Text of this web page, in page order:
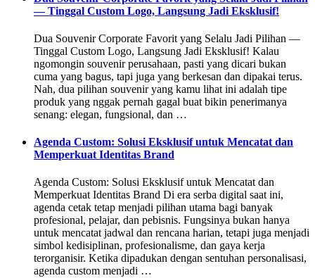
— Tinggal Custom Logo, Langsung Jadi Eksklusif!
Dua Souvenir Corporate Favorit yang Selalu Jadi Pilihan —
Tinggal Custom Logo, Langsung Jadi Eksklusif! Kalau
ngomongin souvenir perusahaan, pasti yang dicari bukan
cuma yang bagus, tapi juga yang berkesan dan dipakai terus.
Nah, dua pilihan souvenir yang kamu lihat ini adalah tipe
produk yang nggak pernah gagal buat bikin penerimanya
senang: elegan, fungsional, dan …
Agenda Custom: Solusi Eksklusif untuk Mencatat dan
Memperkuat Identitas Brand
Agenda Custom: Solusi Eksklusif untuk Mencatat dan
Memperkuat Identitas Brand Di era serba digital saat ini,
agenda cetak tetap menjadi pilihan utama bagi banyak
profesional, pelajar, dan pebisnis. Fungsinya bukan hanya
untuk mencatat jadwal dan rencana harian, tetapi juga menjadi
simbol kedisiplinan, profesionalisme, dan gaya kerja
terorganisir. Ketika dipadukan dengan sentuhan personalisasi,
agenda custom menjadi …